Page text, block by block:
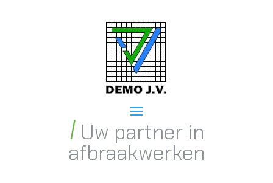
Uw partner in
afbraakwerken